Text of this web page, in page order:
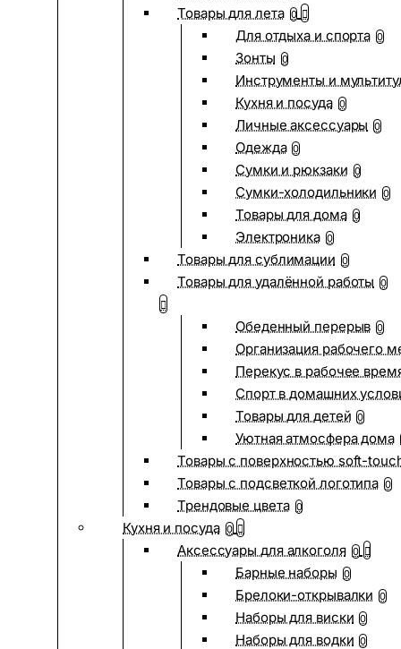
Товары для лета 0
Для отдыха и спорта 0
Зонты 0
Инструменты и
Кухня и посуда 0
Личные аксессуары 0
Одежда 0
Сумки и рюкзаки 0
Сумки-холодильники 0
Товары для дома 0
Электроника 0
Товары для сублимации 0
Товары для удалённой работы 0
Обеденный перерыв 0
Организация рабочего
Перекус в рабочее
Спорт в домашних
Товары для детей 0
Уютная атмосфера дома
Товары с поверхностью soft-
Товары с подсветкой логотипа 0
Трендовые цвета 0
Кухня и посуда 0
Аксессуары для алкоголя 0
Барные наборы 0
Брелоки-открывалки 0
Наборы для виски 0
Наборы для водки 0